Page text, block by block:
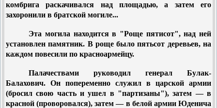
комбрига раскачивался над площадью, а затем его
захоронили в братской могиле...
Эта могила находится в "Роще пятисот", над ней
установлен памятник. В роще было пятьсот деревьев, на
каждом повесили по красноармейцу.
Палачествами руководил генерал Булак-
Балахович. Он попеременно служил в царской армии
(бросил свою часть и ушел в "партизаны"), затем — в
красной (проворовался), затем — в белой армии Юденича